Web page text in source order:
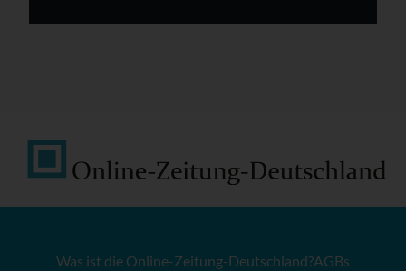
Was ist die Online-Zeitung-Deutschland?AGBs